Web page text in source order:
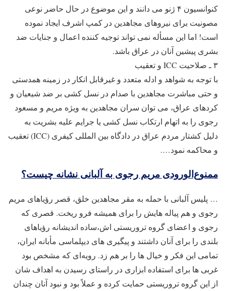
کنوانسیون ۴ ژنو می دانند و این موضوع در حال حاضر نوعی
مصونیت برای نیروهای مجاهدین در کمپ اشرف ایجاد نموده
است! اما این مسأله نمی تواند توجیه کننده اعمال و جنایات ضد
بشری پیشین آنان در عراق باشد.
۳ ‍ـ صلاحیت ICC و تعقیب
با توجه به شواهد و ادله متعدد و غیرقابل انکار در زمینه همدستی
و حتی مباشرت مجاهدین با صدام در نسل کشی بر ضد شیعیان و
کردهای عراق، می توان سران مجاهدین به ویژه مریم و مسعود
رجوی را به اتهام ارتکاب نسل کشی یا جرایم علیه بشریت به
دلیل کشتار مردم عراق در دادگاه بین المللی کیفری (ICC) تعقیب
و محاکمه نمود….
ممنوع‌الورودی مریم رجوی به آلبانی نشانه چیست؟
… پلیس آلبانی با حمله به مقر مجاهدین خلق، قصر رؤیاهای مریم
رجوی و هم‌ پیاله‌ هایش را برای همیشه فرو ریخت. قصری که
رجوی و اعضای گروه تروریستی ‌اش،ساده ‌اندیشانه رؤیاهای
بلندی را برای آنان داشتند و پیگیری ‌های دیپلماسی ‌مأبانه ایران،
تمامی این فکر و خیال ها را بر هم زد. رویه‌ای که مشخص بود
غربی ‌ها برای استفاده ابزاری در راستای رسیدن به اهداف‌ شان
از این گروه تروریستی حمایت کرده و عملاً بود و نبود آنان چندان